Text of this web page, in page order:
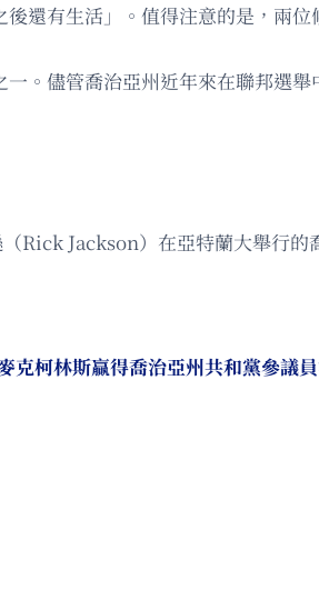
還有生活」。值得注意的是，兩
。儘管喬治亞州近年來在聯邦選
Rick Jackson）在亞特蘭大舉行
克柯林斯贏得喬治亞州共和黨參議